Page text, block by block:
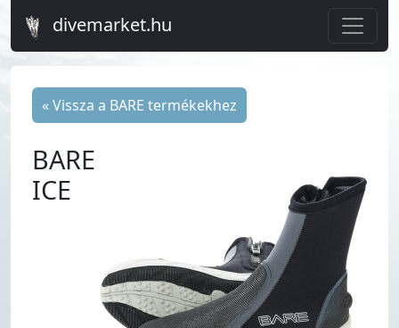
divemarket.hu
« Vissza a BARE termékekhez
BARE
ICE